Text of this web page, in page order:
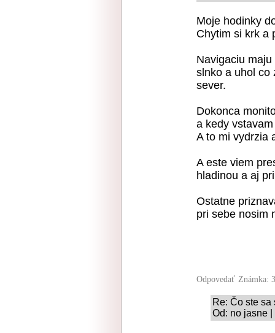
Moje hodinky
Chytim si krk a
Navigaciu
slnko a uhol co
sever.
Dokonca
a kedy vstavam
A to mi vydrzia
A este viem
hladinou a aj
Ostatne
pri sebe nosim
Odpovedať Známka:
Re: Čo ste
Od: no jasne